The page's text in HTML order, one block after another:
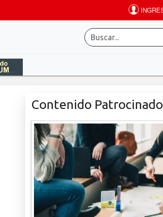
Contenido Patrocinado